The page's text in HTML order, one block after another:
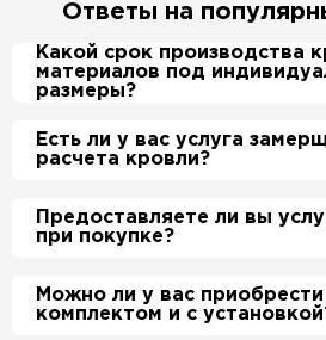
Ответы на
Какой срок производства
материалов под
размеры?
Примерный срок
металлочерепицы и
Производственные
Есть ли у вас услуга
расчета кровли?
Да, у нас в штате есть
который по Вашей просьбе
этом стоимость расчета
будет бесплатно.
Предоставляете ли вы
при покупке?
Да, если это необходимо
полностью смонтировать
Можно ли у вас приобрести
комплектом и с